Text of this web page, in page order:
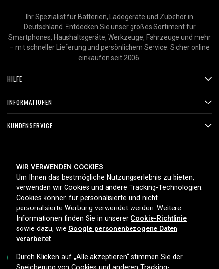
Ihr Spezialist für Batterien, Ladegeräte und Zubehör in
Deutschland. Entdecken Sie unser großes Sortiment für
Smartphones, Haushaltsgeräte, Werkzeuge, Fahrzeuge und mehr
– mit schneller Lieferung und persönlichem Service. Sicher online
einkaufen seit 2006.
HILFE
INFORMATIONEN
KUNDENSERVICE
ZAHLUNGSMETHODEN
LIEFEROPTIONEN
WIR VERWENDEN COOKIES
Um Ihnen das bestmögliche Nutzungserlebnis zu bieten,
verwenden wir Cookies und andere Tracking-Technologien.
Cookies können für personalisierte und nicht
personalisierte Werbung verwendet werden. Weitere
Informationen finden Sie in unserer Cookie-Richtlinie
sowie dazu, wie Google personenbezogene Daten
verarbeitet.
Durch Klicken auf „Alle akzeptieren“ stimmen Sie der
Speicherung von Cookies und anderen Tracking-